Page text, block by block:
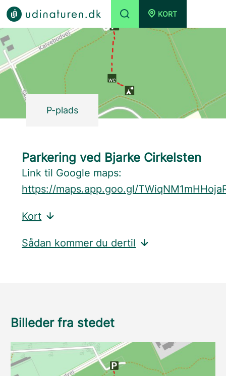
KORT
P-plads
Parkering ved Bjarke Cirkelsten
Link til Google maps:
https://maps.app.goo.gl/
Kort
Sådan kommer du dertil
Billeder fra stedet